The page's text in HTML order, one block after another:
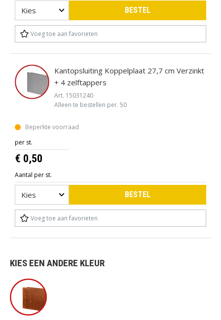
BESTEL
Voeg toe aan favorieten
Kantopsluiting Koppelplaat 27,7 cm Verzinkt
+ 4 zelftappers
Art. 15031240
Alleen te bestellen per. 50
Beperkte voorraad
per st.
€ 0,50
Aantal per st.
BESTEL
Voeg toe aan favorieten
KIES EEN ANDERE KLEUR